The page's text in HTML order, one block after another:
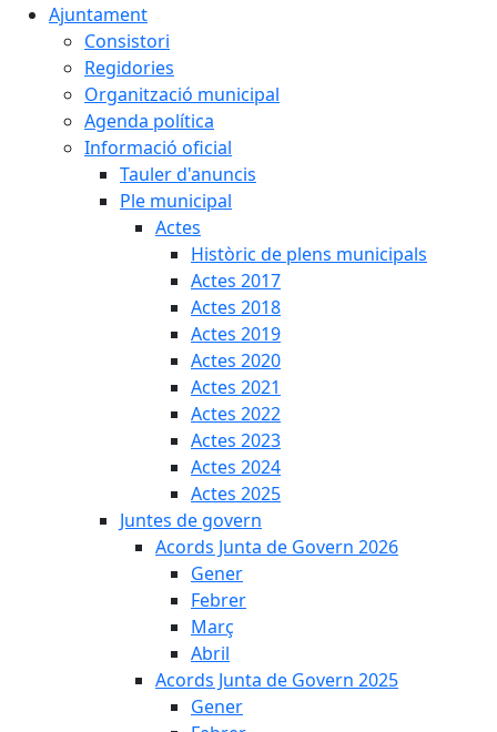
Ajuntament
Consistori
Regidories
Organització municipal
Agenda política
Informació oficial
Tauler d'anuncis
Ple municipal
Actes
Històric de plens municipals
Actes 2017
Actes 2018
Actes 2019
Actes 2020
Actes 2021
Actes 2022
Actes 2023
Actes 2024
Actes 2025
Juntes de govern
Acords Junta de Govern 2026
Gener
Febrer
Març
Abril
Acords Junta de Govern 2025
Gener